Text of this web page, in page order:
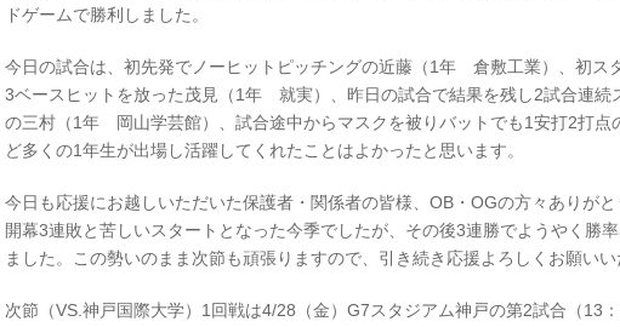
ドゲームで勝利しました。
今日の試合は、初先発でノーヒットピッチングの近藤（1年 倉敷工業）、初ス
3ベースヒットを放った茂見（1年 就実）、昨日の試合で結果を残し2試合連続
の三村（1年 岡山学芸館）、試合途中からマスクを被りバットでも1安打2打
ど多くの1年生が出場し活躍してくれたことはよかったと思います。
今日も応援にお越しいただいた保護者・関係者の皆様、OB・OGの方々ありがと
開幕3連敗と苦しいスタートとなった今季でしたが、その後3連勝でようやく勝
ました。この勢いのまま次節も頑張りますので、引き続き応援よろしくお願いい
次節（VS.神戸国際大学）1回戦は4/28（金）G7スタジアム神戸の第2試合（13